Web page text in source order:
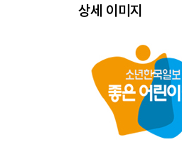
- 병원의 모습
- 농촌에서 일하는 사
- 바다를 사랑하는 사
- 자연 과학자들
5. 활동적인 일을 좋아
상세 이미지